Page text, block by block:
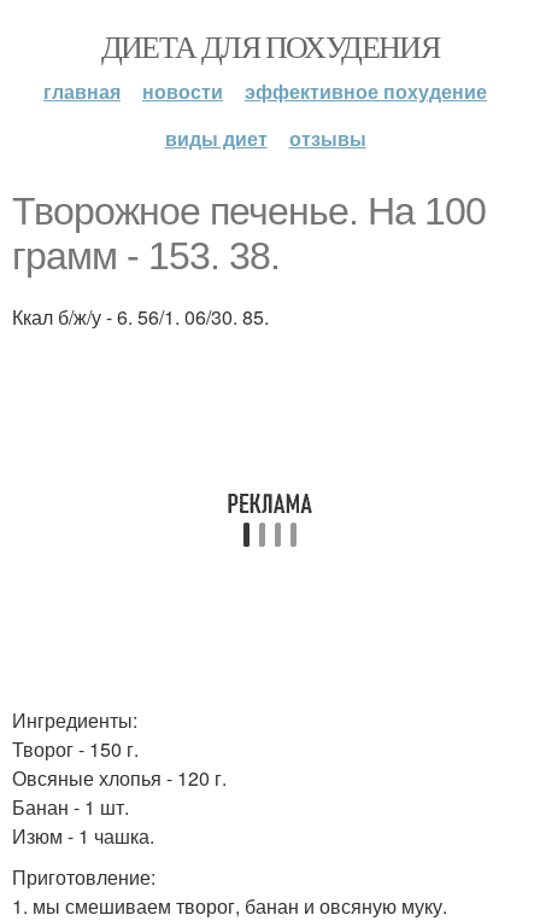
ДИЕТА ДЛЯ ПОХУДЕНИЯ
главная новости
эффективное похудение
виды диет
отзывы
Творожное печенье. На 100
грамм - 153. 38.
Ккал б/ж/у - 6. 56/1. 06/30. 85.
Ингредиенты:
Творог - 150 г.
Овсяные хлопья - 120 г.
Банан - 1 шт.
Изюм - 1 чашка.
Приготовление:
1. мы смешиваем творог, банан и овсяную муку.